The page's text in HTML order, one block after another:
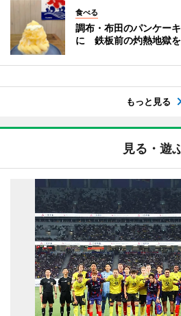
食べる
調布・布田のパンケー
に 鉄板前の灼熱地獄
もっと見る
見る・遊